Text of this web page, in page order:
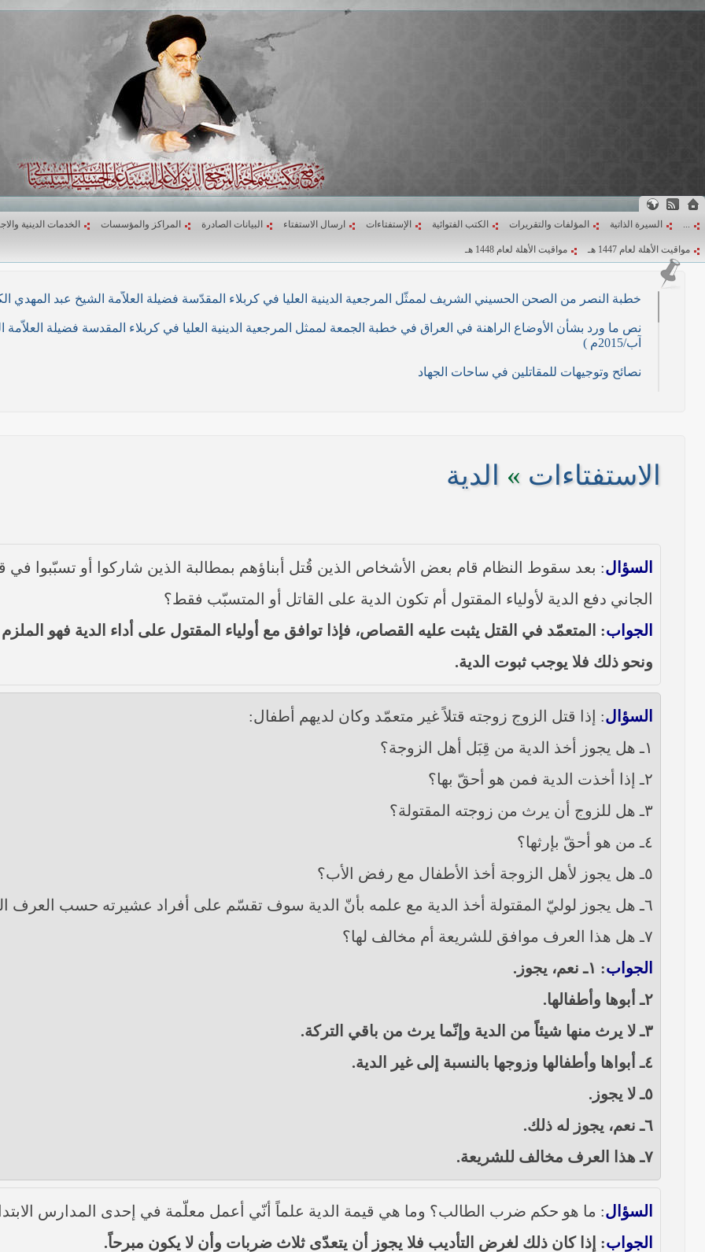
... السيرة الذاتية المؤلفات والتقريرات الكتب الفتوائية الإستفتاءات ارسال الاستفتاء البيانات الصادرة المراكز والمؤسسات الخدمات الدينية
مواقيت الأهلة لعام 1447 هـ مواقيت الأهلة لعام 1448 هـ
خطبة النصر من الصحن الحسيني الشريف لممثّل المرجعية الدينية العليا في كربلاء المقدّسة فضيلة العلاّمة الشيخ عبد المهدي الكربلائي في (26/ربيع الأول/1439هـ)
آب/2015م )
نصائح وتوجيهات للمقاتلين في ساحات الجهاد
على مناطق واسعة في محافظتي نينوى وصلاح الدين وإعلانها أنها تستهدف بقية المحافظات
بيان صادر من مكتب سماحة السيد السيستاني -دام ظلّه - في النجف الأشرف حول التطورات الأمنية الأخيرة في محافظة نينوى
الاستفتاءات » الدية
السؤال: بعد سقوط النظام قام بعض الأشخاص الذين قُتل أبناؤهم بمطالبة الذين شاركوا أو تسبّبوا
الجاني دفع الدية لأولياء المقتول أم تكون الدية على القاتل أو المتسبّب فقط؟
الجواب: المتعمّد في القتل يثبت عليه القصاص، فإذا توافق مع أولياء المقتول على أداء الدية فهو
ونحو ذلك فلا يوجب ثبوت الدية.
السؤال: إذا قتل الزوج زوجته قتلاً غير متعمّد وكان لديهم أطفال:
١ـ هل يجوز أخذ الدية من قِبَل أهل الزوجة؟
٢ـ إذا أخذت الدية فمن هو أحقّ بها؟
٣ـ هل للزوج أن يرث من زوجته المقتولة؟
٤ـ من هو أحقّ بإرثها؟
٥ـ هل يجوز لأهل الزوجة أخذ الأطفال مع رفض الأب؟
٦ـ هل يجوز لوليّ المقتولة أخذ الدية مع علمه بأنّ الدية سوف تقسّم على أفراد عشيرته حسب العرف الجاري عند العشيرة؟
٧ـ هل هذا العرف موافق للشريعة أم مخالف لها؟
الجواب: ١ـ نعم، يجوز.
٢ـ أبوها وأطفالها.
٣ـ لا يرث منها شيئاً من الدية وإنّما يرث من باقي التركة.
٤ـ أبواها وأطفالها وزوجها بالنسبة إلى غير الدية.
٥ـ لا يجوز.
٦ـ نعم، يجوز له ذلك.
٧ـ هذا العرف مخالف للشريعة.
السؤال: ما هو حكم ضرب الطالب؟ وما هي قيمة الدية علماً أنّي أعمل معلّمة في إحدى المدارس
الجواب: إذا كان ذلك لغرض التأديب فلا يجوز أن يتعدّى ثلاث ضربات وأن لا يكون مبرحاً.